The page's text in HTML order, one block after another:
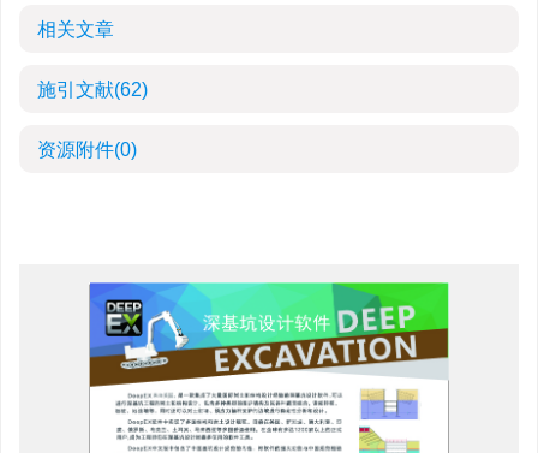
相关文章
施引文献(62)
资源附件(0)